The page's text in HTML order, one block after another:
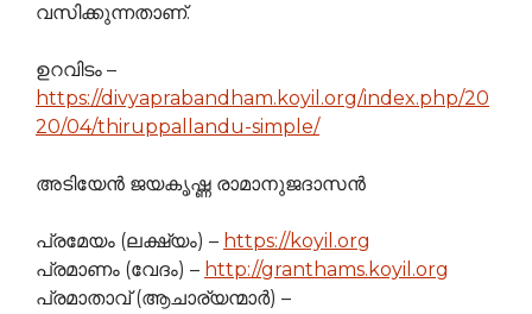
വസിക്കുന്നതാണ്.
ഉറവിടം –
https://divyaprabandham.koyil.org/index.php/20
20/04/thiruppallandu-simple/
അടിയേന്‍ ജയകൃഷ്ണ രാമാനുജദാസന്‍
പ്രമേയം (ലക്ഷ്യം) – https://koyil.org
പ്രമാണം (വേദം) – http://granthams.koyil.org
പ്രമാതാവ് (ആചാര്യന്മാർ) –